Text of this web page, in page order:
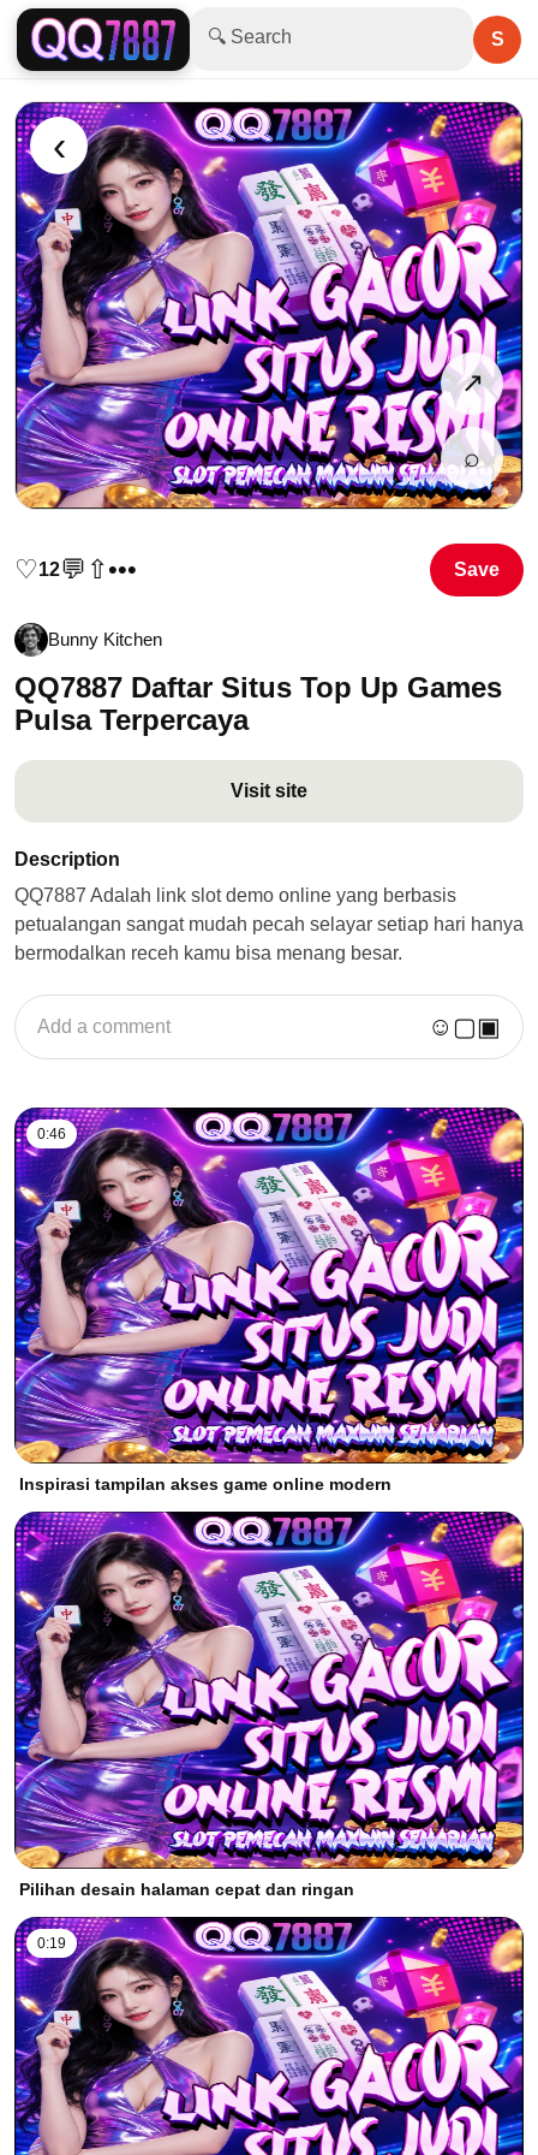
🔍 Search S
‹
↗
⌕
♡12💬 ⇧••• Save
Bunny Kitchen
QQ7887 Daftar Situs Top Up Games
Pulsa Terpercaya
Visit site
Description
QQ7887 Adalah link slot demo online yang berbasis
petualangan sangat mudah pecah selayar setiap hari hanya
bermodalkan receh kamu bisa menang besar.
Add a comment ☺ ▢▣
0:46
Inspirasi tampilan akses game online modern
Pilihan desain halaman cepat dan ringan
0:19